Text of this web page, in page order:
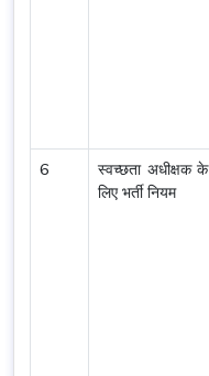
6
स्वच्छता अधीक्षक
लिए भर्ती नियम